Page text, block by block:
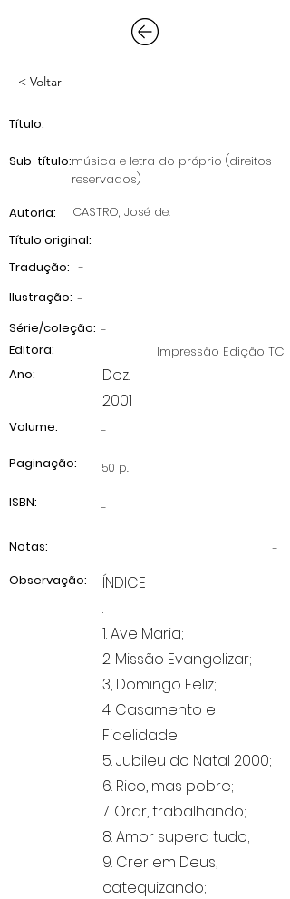
< Voltar
Título:
música e letra do próprio (direitos
reservados)
Sub-título:
Autoria:
CASTRO, José de.
Título original:
-
Tradução: -
Ilustração: -
Série/coleção: -
Impressão Edição TC
Editora:
Dez.
2001
Ano:
Volume:
-
Paginação:
50 p.
ISBN:
-
-
Notas:
Observação:
ÍNDICE
.
1. Ave Maria;
2. Missão Evangelizar;
3, Domingo Feliz;
4. Casamento e
Fidelidade;
5. Jubileu do Natal 2000;
6. Rico, mas pobre;
7. Orar, trabalhando;
8. Amor supera tudo;
9. Crer em Deus,
catequizando;